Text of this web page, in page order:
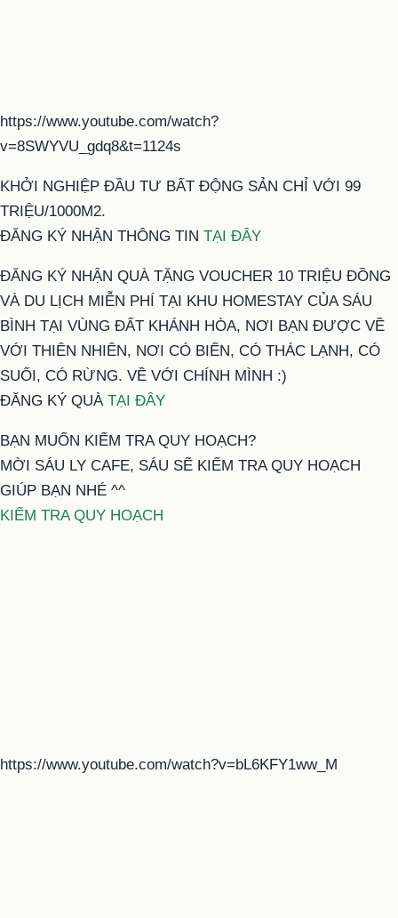
https://www.youtube.com/watch?
v=8SWYVU_gdq8&t=1124s
KHỞI NGHIỆP ĐẦU TƯ BẤT ĐỘNG SẢN CHỈ VỚI 99
TRIỆU/1000M2.
ĐĂNG KÝ NHẬN THÔNG TIN TẠI ĐÂY
ĐĂNG KÝ NHẬN QUÀ TẶNG VOUCHER 10 TRIỆU ĐỒNG
VÀ DU LỊCH MIỄN PHÍ TẠI KHU HOMESTAY CỦA SÁU
BÌNH TẠI VÙNG ĐẤT KHÁNH HÒA, NƠI BẠN ĐƯỢC VỀ
VỚI THIÊN NHIÊN, NƠI CÓ BIỂN, CÓ THÁC LẠNH, CÓ
SUỐI, CÓ RỪNG. VỀ VỚI CHÍNH MÌNH :)
ĐĂNG KÝ QUÀ TẠI ĐÂY
BẠN MUỐN KIỂM TRA QUY HOẠCH?
MỜI SÁU LY CAFE, SÁU SẼ KIỂM TRA QUY HOẠCH
GIÚP BẠN NHÉ ^^
KIỂM TRA QUY HOẠCH
https://www.youtube.com/watch?v=bL6KFY1ww_M